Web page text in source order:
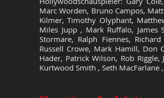
Marc Worden, Bruno Campos,
Kilmer, Timothy Olyphant,
Miles Jupp , Mark Ruffalo,
Stormare, Ralph Fiennes,
Russell Crowe, Mark Hamill, Don
Hader, Patrick Wilson, Rob
Kurtwood Smith , Seth MacFarlane